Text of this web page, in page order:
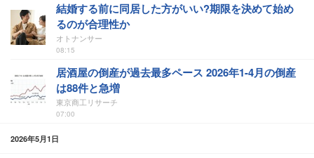
結婚する前に同居した方がいい?期限を決めて始め
るのが合理性か
オトナンサー
08:15
居酒屋の倒産が過去最多ペース 2026年1-4月の倒産
は88件と急増
東京商工リサーチ
07:00
2026年5月1日